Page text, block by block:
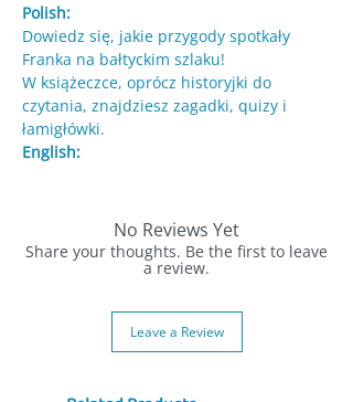
Polish:
Dowiedz się, jakie przygody spotkały
Franka na bałtyckim szlaku!
W książeczce, oprócz historyjki do
czytania, znajdziesz zagadki, quizy i
łamigłówki.
English:
In the book, besides the story to read,
you will find puzzles, quizzes, and
brainteasers.
No Reviews Yet
Share your thoughts. Be the first to leave
a review.
Leave a Review